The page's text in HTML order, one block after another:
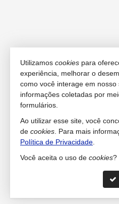
Utilizamos cookies para
experiência, melhorar o
como você interage em nosso
informações coletadas por
formulários.
Ao utilizar esse site, você
de cookies . Para mais
Política de Privacidade
Você aceita o uso de cookies?